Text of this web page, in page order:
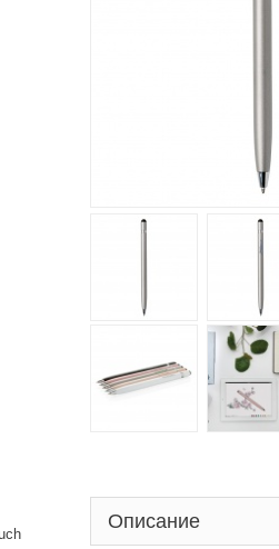
Описание